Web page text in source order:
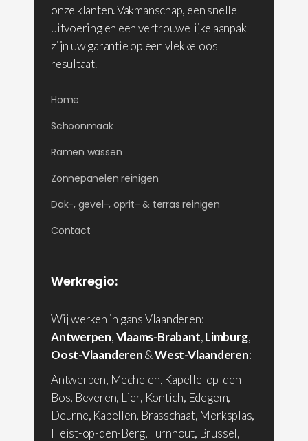
onze klanten. Vakmanschap, een snelle
uitvoering en een vertrouwelijke aanpak
zijn uw garantie op een vlekkeloos
resultaat.
Home
Schoonmaak
Ramen wassen
Zonnepanelen reinigen
Dak-, gevel-, oprit- & terras reinigen
Contact
Werkregio:
Wij werken in gans Vlaanderen:
Antwerpen,Vlaams-Brabant,Limburg,
Oost-Vlaanderen&West-Vlaanderen:
Antwerpen, Mechelen, Kapelle-op-den-
Bos, Beveren, Lier, Kontich, Edegem,
Deurne, Kapellen, Brasschaat, Merksplas,
Heist-op-den-Berg, Turnhout, Brussel,